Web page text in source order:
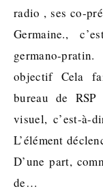
radio , ses co-
Germaine.,
germano-
objectif Cela
bureau de
visuel, c’est-
L’élément
D’une part,
de…